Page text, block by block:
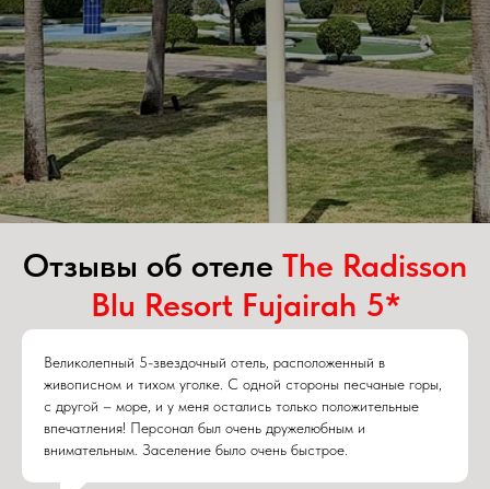
Отзывы об отеле The Radisson
Blu Resort Fujairah 5*
Великолепный 5-звездочный отель, расположенный в
живописном и тихом уголке. С одной стороны песчаные горы,
с другой – море, и у меня остались только положительные
впечатления! Персонал был очень дружелюбным и
внимательным. Заселение было очень быстрое.